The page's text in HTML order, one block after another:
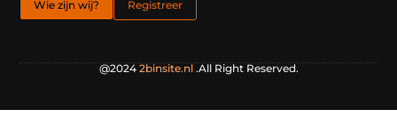
Wie zijn wij? Registreer
@2024 2binsite.nl.All Right Reserved.